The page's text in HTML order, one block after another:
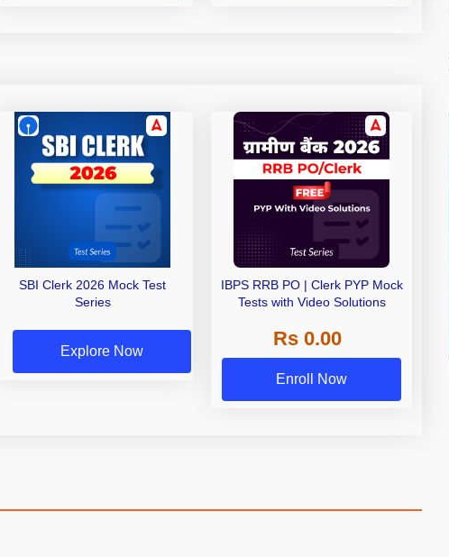
SBI Clerk 2026 Mock Test
Series
Explore Now
IBPS RRB PO | Clerk PYP Mock
Tests with Video Solutions
Rs 0.00
Enroll Now